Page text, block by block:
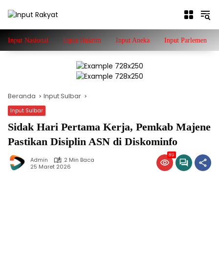
Input Nasional Input Hukrim Input Aneka Input Parlemen
Beranda Input Sulbar
Input Sulbar
Sidak Hari Pertama Kerja, Pemkab Majene
Pastikan Disiplin ASN di Diskominfo
Admin
2 Min Baca
25 Maret 2026
89